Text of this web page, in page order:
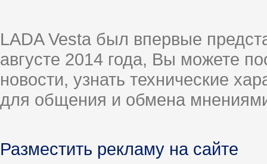
LADA Vesta был впервые
августе 2014 года, Вы можете
новости, узнать технические
для общения и обмена
Разместить рекламу на сайте